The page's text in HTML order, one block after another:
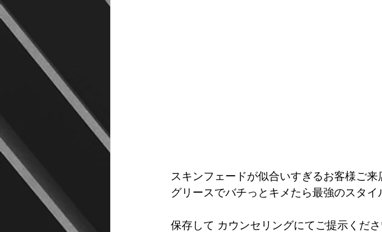
スキンフェードが似合いすぎるお客様ご来
グリースでバチっとキメたら最強のスタイ
保存して カウンセリングにてご提示くださ